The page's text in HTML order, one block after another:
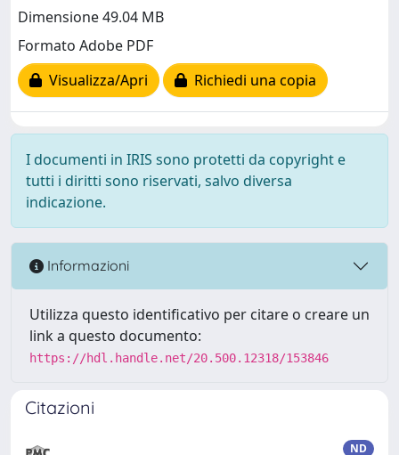
Dimensione 49.04 MB
Formato Adobe PDF
Visualizza/Apri
Richiedi una copia
I documenti in IRIS sono protetti da copyright e
tutti i diritti sono riservati, salvo diversa
indicazione.
Informazioni
Utilizza questo identificativo per citare o creare un
link a questo documento:
https://hdl.handle.net/20.500.12318/153846
Citazioni
ND